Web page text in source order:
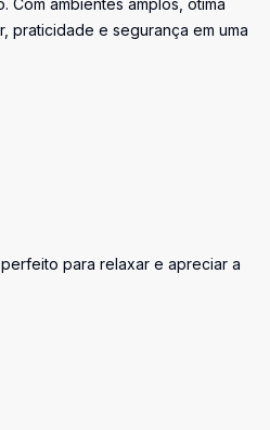
ambientes amplos, ótima
praticidade e segurança em uma
para relaxar e apreciar a